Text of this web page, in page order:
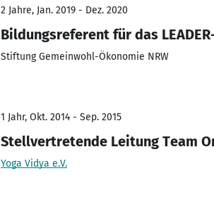
2 Jahre, Jan. 2019 - Dez. 2020
Bildungsreferent für das
Stiftung Gemeinwohl-Ökonomie NRW
1 Jahr, Okt. 2014 - Sep. 2015
Stellvertretende Leitung Team
Yoga Vidya e.V.